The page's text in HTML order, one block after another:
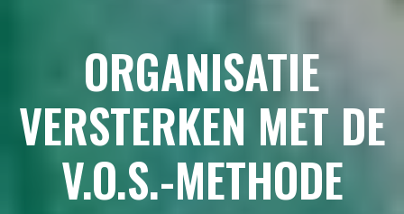
ORGANISATIE
VERSTERKEN MET DE
V.O.S.-METHODE